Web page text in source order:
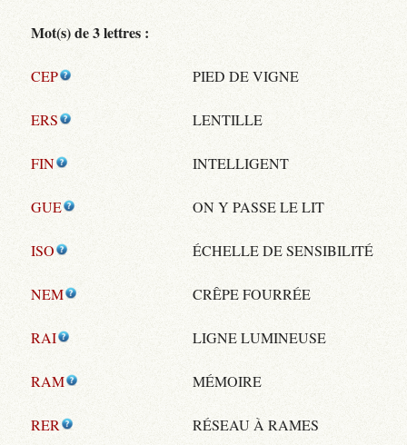
Mot(s) de 3 lettres :
CEP PIED DE VIGNE
ERS LENTILLE
FIN INTELLIGENT
GUE ON Y PASSE LE LIT
ISO ÉCHELLE DE SENSIBILITÉ
NEM CRÊPE FOURRÉE
RAI LIGNE LUMINEUSE
RAM MÉMOIRE
RER RÉSEAU À RAMES